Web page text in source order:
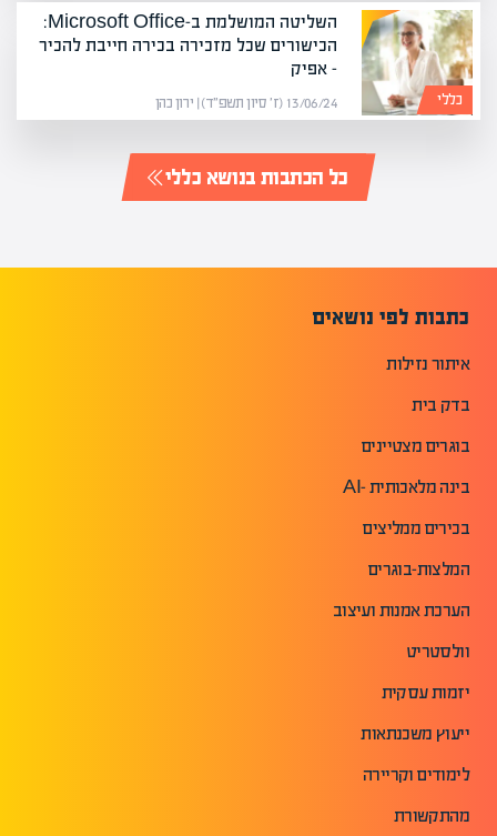
כללי
השליטה המושלמת ב-Microsoft Office:
הכישורים שכל מזכירה בכירה חייבת להכיר
– אפיק
13/06/24 (ז׳ סיון תשפ״ד) | ירון כהן
כל הכתבות בנושא כללי
כתבות לפי נושאים
איתור נזילות
בדק בית
בוגרים מצטיינים
בינה מלאכותית -AI
בכירים ממליצים
המלצות-בוגרים
הערכת אמנות ועיצוב
וולסטריט
יזמות עסקית
ייעוץ משכנתאות
לימודים וקריירה
מהתקשורת